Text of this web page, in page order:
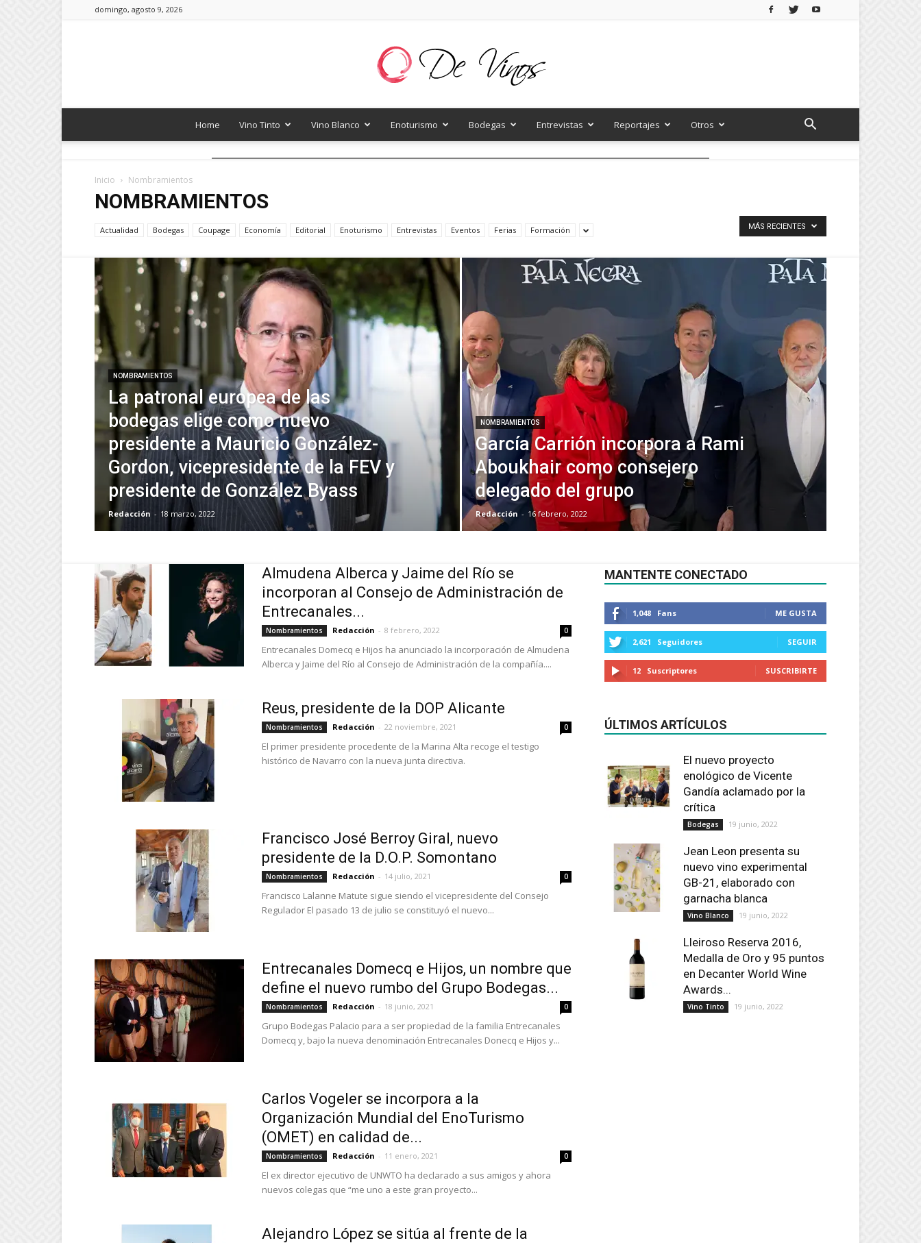
domingo, agosto 9, 2026
Home Vino Tinto Vino Blanco Enoturismo Bodegas Entrevistas Reportajes Otros
Inicio Nombramientos
NOMBRAMIENTOS
Actualidad Bodegas Coupage Economía Editorial Enoturismo Entrevistas Eventos Ferias Formación MÁS RECIENTES
NOMBRAMIENTOS
La patronal europea de las
bodegas elige como nuevo
presidente a Mauricio González-
Gordon, vicepresidente de la FEV y
presidente de González Byass
Redacción - 18 marzo, 2022
NOMBRAMIENTOS
García Carrión incorpora a Rami
Aboukhair como consejero
delegado del grupo
Redacción - 16 febrero, 2022
Almudena Alberca y Jaime del Río se
incorporan al Consejo de Administración de
Entrecanales...
Nombramientos Redacción - 8 febrero, 2022 0
Entrecanales Domecq e Hijos ha anunciado la incorporación de Almudena
Alberca y Jaime del Río al Consejo de Administración de la compañía....
Reus, presidente de la DOP Alicante
Nombramientos Redacción - 22 noviembre, 2021 0
El primer presidente procedente de la Marina Alta recoge el testigo
histórico de Navarro con la nueva junta directiva.
Francisco José Berroy Giral, nuevo
presidente de la D.O.P. Somontano
Nombramientos Redacción - 14 julio, 2021 0
Francisco Lalanne Matute sigue siendo el vicepresidente del Consejo
Regulador El pasado 13 de julio se constituyó el nuevo...
Entrecanales Domecq e Hijos, un nombre que
define el nuevo rumbo del Grupo Bodegas...
Nombramientos Redacción - 18 junio, 2021 0
Grupo Bodegas Palacio para a ser propiedad de la familia Entrecanales
Domecq y, bajo la nueva denominación Entrecanales Donecq e Hijos y...
Carlos Vogeler se incorpora a la
Organización Mundial del EnoTurismo
(OMET) en calidad de...
Nombramientos Redacción - 11 enero, 2021 0
El ex director ejecutivo de UNWTO ha declarado a sus amigos y ahora
nuevos colegas que “me uno a este gran proyecto...
Alejandro López se sitúa al frente de la
MANTENTE CONECTADO
1,048 Fans ME GUSTA
2,621 Seguidores SEGUIR
12 Suscriptores SUSCRIBIRTE
ÚLTIMOS ARTÍCULOS
El nuevo proyecto
enológico de Vicente
Gandía aclamado por la
crítica
Bodegas 19 junio, 2022
Jean Leon presenta su
nuevo vino experimental
GB-21, elaborado con
garnacha blanca
Vino Blanco 19 junio, 2022
Lleiroso Reserva 2016,
Medalla de Oro y 95 puntos
en Decanter World Wine
Awards...
Vino Tinto 19 junio, 2022